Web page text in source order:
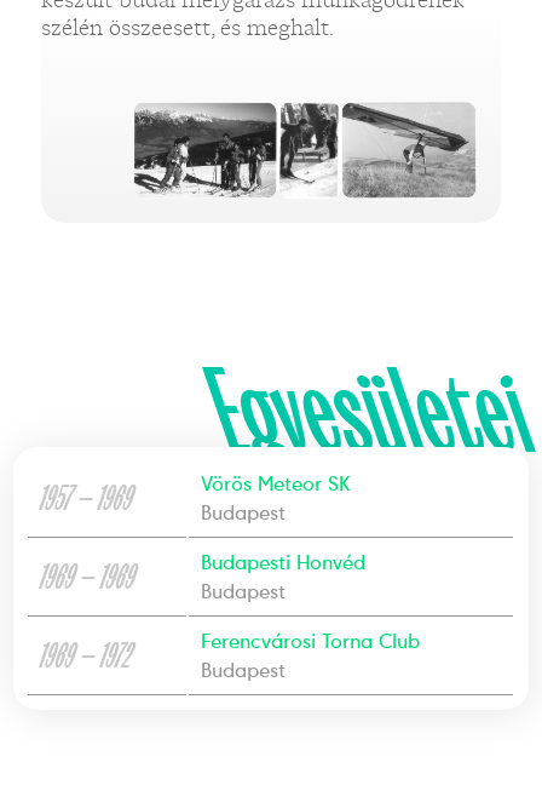
szélén összeesett, és meghalt.
Egyesületei
1957 — 1969
Vörös Meteor SK
Budapest
1969 — 1969
Budapesti Honvéd
Budapest
1969 — 1972
Ferencvárosi Torna Club
Budapest